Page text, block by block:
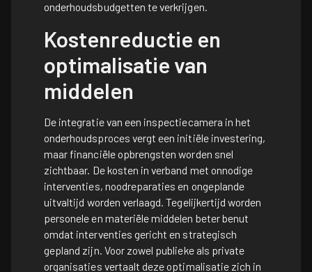
onderhoudsbudgetten te verkrijgen.
Kostenreductie en
optimalisatie van
middelen
De integratie van een inspectiecamera in het
onderhoudsproces vergt een initiële investering,
maar financiële opbrengsten worden snel
zichtbaar. De kosten in verband met onnodige
interventies, noodreparaties en ongeplande
uitvaltijd worden verlaagd. Tegelijkertijd worden
personele en materiële middelen beter benut
omdat interventies gericht en strategisch
gepland zijn. Voor zowel publieke als private
organisaties vertaalt deze optimalisatie zich in